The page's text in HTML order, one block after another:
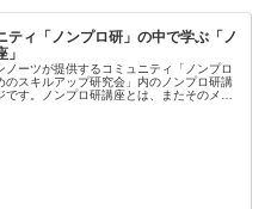
ティ「ノンプロ研」の中で学ぶ「ノ
ノーツが提供するコミュニティ「ノンプロ
のスキルアップ研究会」内のノンプロ研講
です。ノンプロ研講座とは、またそのメリ